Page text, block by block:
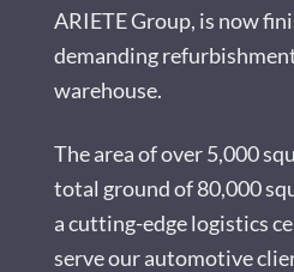
ARIETE Group, is now
demanding
warehouse.
The area of over 5,000
total ground of 80,000
a cutting-edge logistics
serve our automotive